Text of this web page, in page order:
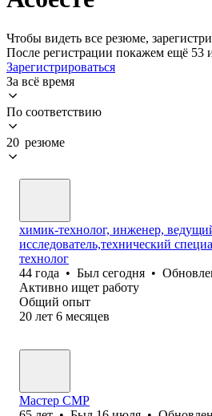
Чтобы видеть все резюме,
После регистрации покажем ещё 53
Зарегистрироваться
За всё время
По соответствию
20 резюме
химик-технолог, инженер,
исследователь,технический
технолог
44 года • Был сегодня •
Активно ищет работу
Общий опыт
20 лет 6 месяцев
Мастер СМР